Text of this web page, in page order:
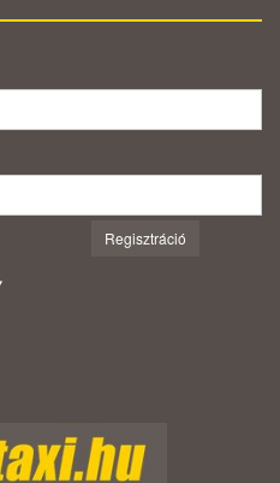
Regisztráció